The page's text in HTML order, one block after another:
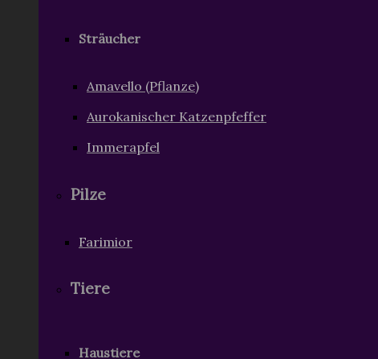
Sträucher
Amavello (Pflanze)
Aurokanischer Katzenpfeffer
Immerapfel
Pilze
Farimior
Tiere
Haustiere